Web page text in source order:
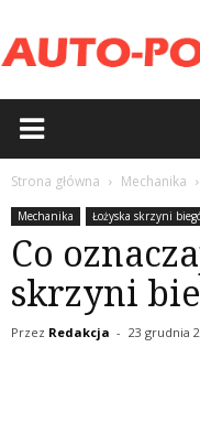
Strona główna Mechanika
Mechanika Łożyska skrzyni
Co
skrzyni
Przez Redakcja - 23 grudnia